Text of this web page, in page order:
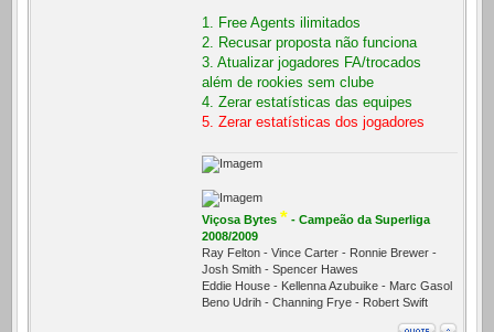
1. Free Agents ilimitados
2. Recusar proposta não funciona
3. Atualizar jogadores FA/trocados
além de rookies sem clube
4. Zerar estatísticas das equipes
5. Zerar estatísticas dos jogadores
Viçosa Bytes * - Campeão da Superliga
2008/2009
Ray Felton - Vince Carter - Ronnie Brewer -
Josh Smith - Spencer Hawes
Eddie House - Kellenna Azubuike - Marc Gasol
Beno Udrih - Channing Frye - Robert Swift